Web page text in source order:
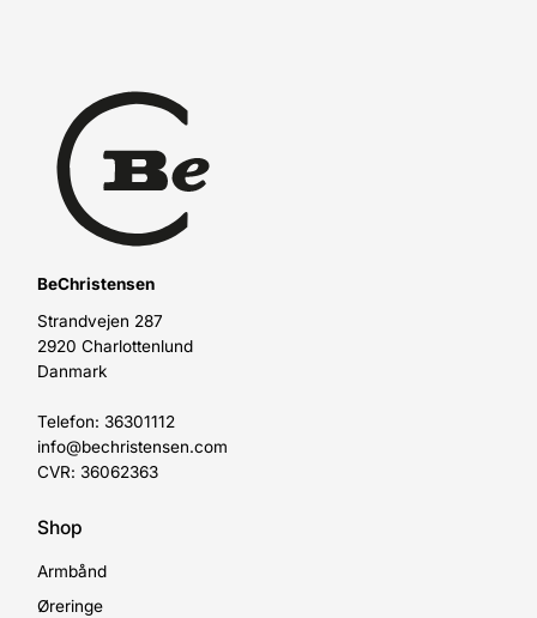
BeChristensen
Strandvejen 287
2920 Charlottenlund
Danmark
Telefon: 36301112
info@bechristensen.com
CVR: 36062363
Shop
Armbånd
Øreringe